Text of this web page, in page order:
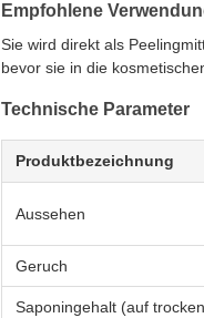
Empfohlene
Sie wird direkt als
bevor sie in die
Technische Parameter
Produktbezeichnung
Aussehen
Geruch
Saponingehalt (auf